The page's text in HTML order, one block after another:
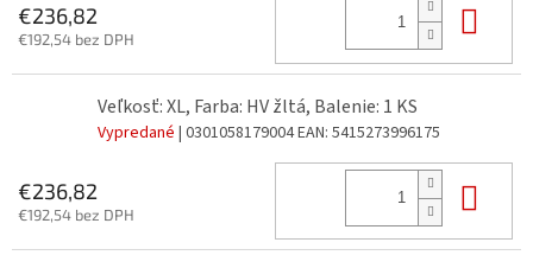
€236,82
€192,54 bez DPH
Veľkosť: XL, Farba: HV žltá, Balenie: 1 KS
Vypredané | 0301058179004EAN: 5415273996175
€236,82
€192,54 bez DPH